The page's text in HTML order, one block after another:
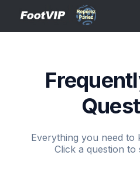
Everything you need to
Click a question to